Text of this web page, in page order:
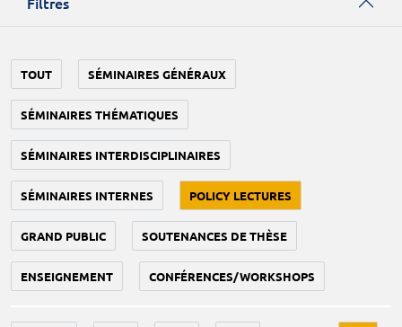
TOUT SÉMINAIRES GÉNÉRAUX
SÉMINAIRES THÉMATIQUES
SÉMINAIRES INTERDISCIPLINAIRES
SÉMINAIRES INTERNES POLICY LECTURES
GRAND PUBLIC SOUTENANCES DE THÈSE
ENSEIGNEMENT CONFÉRENCES/WORKSHOPS